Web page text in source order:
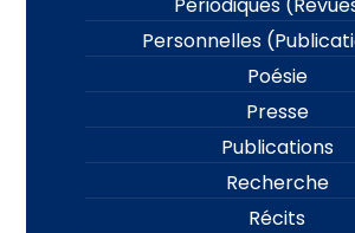
Personnelles
Poésie
Presse
Publications
Recherche
Récits